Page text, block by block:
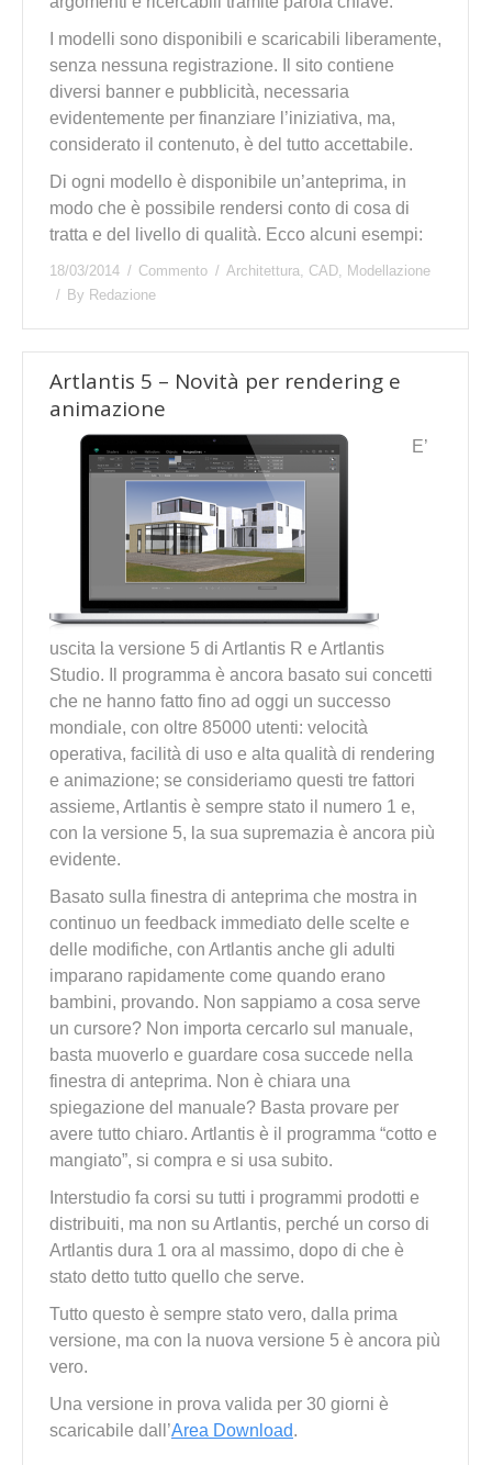
I modelli sono disponibili e scaricabili liberamente,
senza nessuna registrazione. Il sito contiene
diversi banner e pubblicità, necessaria
evidentemente per finanziare l’iniziativa, ma,
considerato il contenuto, è del tutto accettabile.
Di ogni modello è disponibile un’anteprima, in
modo che è possibile rendersi conto di cosa di
tratta e del livello di qualità. Ecco alcuni esempi:
18/03/2014 Commento Architettura CAD Modellazione
By Redazione
Artlantis 5 – Novità per rendering e
animazione
E’
uscita la versione 5 di Artlantis R e Artlantis
Studio. Il programma è ancora basato sui concetti
che ne hanno fatto fino ad oggi un successo
mondiale, con oltre 85000 utenti: velocità
operativa, facilità di uso e alta qualità di rendering
e animazione; se consideriamo questi tre fattori
assieme, Artlantis è sempre stato il numero 1 e,
con la versione 5, la sua supremazia è ancora più
evidente.
Basato sulla finestra di anteprima che mostra in
continuo un feedback immediato delle scelte e
delle modifiche, con Artlantis anche gli adulti
imparano rapidamente come quando erano
bambini, provando. Non sappiamo a cosa serve
un cursore? Non importa cercarlo sul manuale,
basta muoverlo e guardare cosa succede nella
finestra di anteprima. Non è chiara una
spiegazione del manuale? Basta provare per
avere tutto chiaro. Artlantis è il programma “cotto e
mangiato”, si compra e si usa subito.
Interstudio fa corsi su tutti i programmi prodotti e
distribuiti, ma non su Artlantis, perché un corso di
Artlantis dura 1 ora al massimo, dopo di che è
stato detto tutto quello che serve.
Tutto questo è sempre stato vero, dalla prima
versione, ma con la nuova versione 5 è ancora più
vero.
Una versione in prova valida per 30 giorni è
scaricabile dall’Area Download.